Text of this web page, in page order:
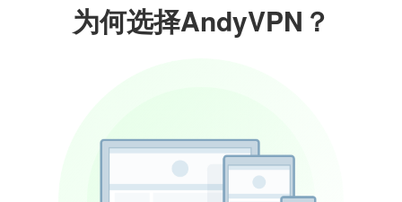
为何选择AndyVPN？